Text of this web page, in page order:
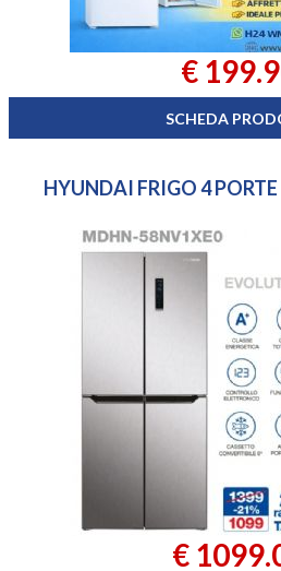
€
SCHEDA
HYUNDAI FRIGO 4
€